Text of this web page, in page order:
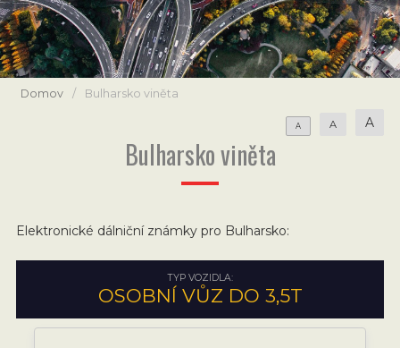
Domov / Bulharsko viněta
A A A
Bulharsko viněta
Elektronické dálniční známky pro Bulharsko:
TYP VOZIDLA:
OSOBNÍ VŮZ DO 3,5T